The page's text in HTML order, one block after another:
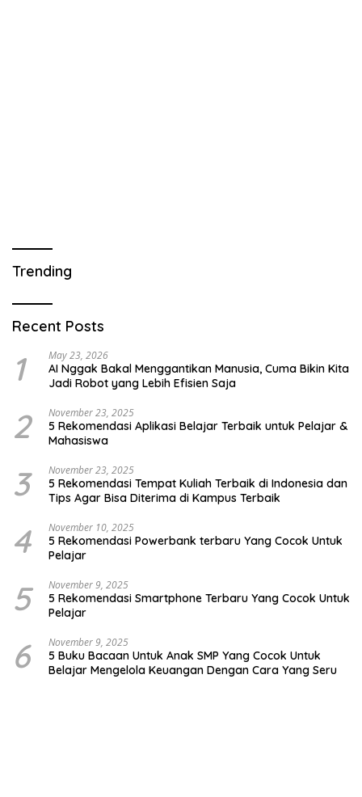
Trending
Recent Posts
1 May 23, 2026
AI Nggak Bakal Menggantikan Manusia, Cuma Bikin Kita
Jadi Robot yang Lebih Efisien Saja
2 November 23, 2025
5 Rekomendasi Aplikasi Belajar Terbaik untuk Pelajar &
Mahasiswa
3 November 23, 2025
5 Rekomendasi Tempat Kuliah Terbaik di Indonesia dan
Tips Agar Bisa Diterima di Kampus Terbaik
4 November 10, 2025
5 Rekomendasi Powerbank terbaru Yang Cocok Untuk
Pelajar
5 November 9, 2025
5 Rekomendasi Smartphone Terbaru Yang Cocok Untuk
Pelajar
6 November 9, 2025
5 Buku Bacaan Untuk Anak SMP Yang Cocok Untuk
Belajar Mengelola Keuangan Dengan Cara Yang Seru